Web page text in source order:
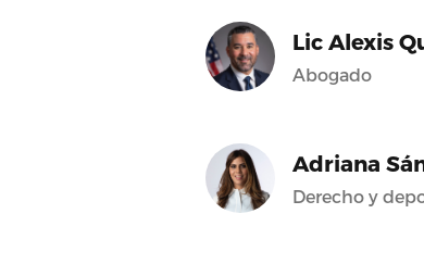
Lic Alexis
Abogado
Adriana
Derecho y